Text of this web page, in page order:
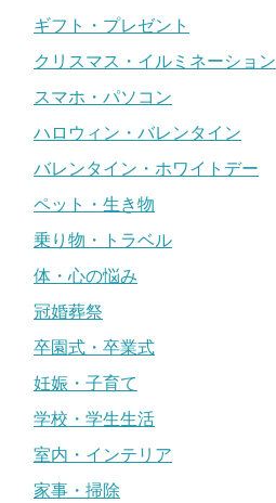
ギフト・プレゼント
クリスマス・イルミネーション
スマホ・パソコン
ハロウィン・バレンタイン
バレンタイン・ホワイトデー
ペット・生き物
乗り物・トラベル
体・心の悩み
冠婚葬祭
卒園式・卒業式
妊娠・子育て
学校・学生生活
室内・インテリア
家事・掃除